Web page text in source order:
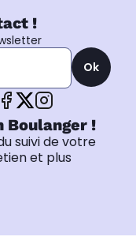
!
Ok
Boulanger !
suivi de votre
et plus